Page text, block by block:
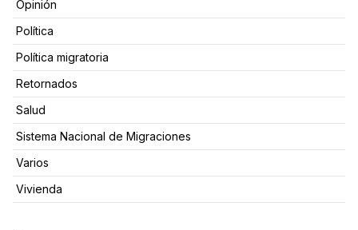
Opinión
Política
Política migratoria
Retornados
Salud
Sistema Nacional de Migraciones
Varios
Vivienda